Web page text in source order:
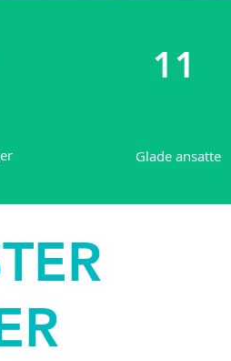
11
Glade ansatte